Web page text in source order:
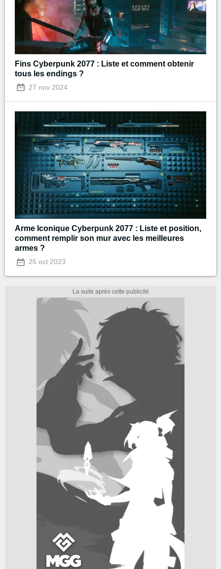
Fins Cyberpunk 2077 : Liste et comment obtenir
tous les endings ?
27 nov 2024
Arme Iconique Cyberpunk 2077 : Liste et position,
comment remplir son mur avec les meilleures
armes ?
25 oct 2023